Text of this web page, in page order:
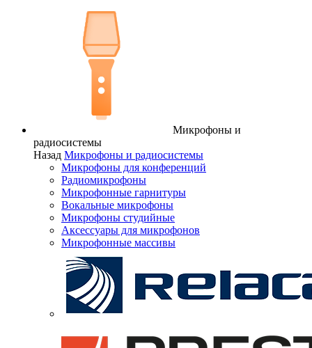
Микрофоны и
радиосистемы
Назад Микрофоны и радиосистемы
Микрофоны для конференций
Радиомикрофоны
Микрофонные гарнитуры
Вокальные микрофоны
Микрофоны студийные
Аксессуары для микрофонов
Микрофонные массивы